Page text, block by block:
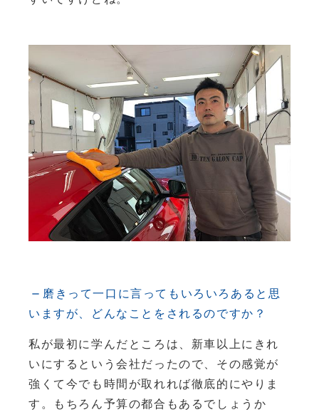
磨きって一口に言ってもいろいろあると思
いますが、どんなことをされるのですか？
私が最初に学んだところは、新車以上にきれ
いにするという会社だったので、その感覚が
強くて今でも時間が取れれば徹底的にやりま
す。もちろん予算の都合もあるでしょうか